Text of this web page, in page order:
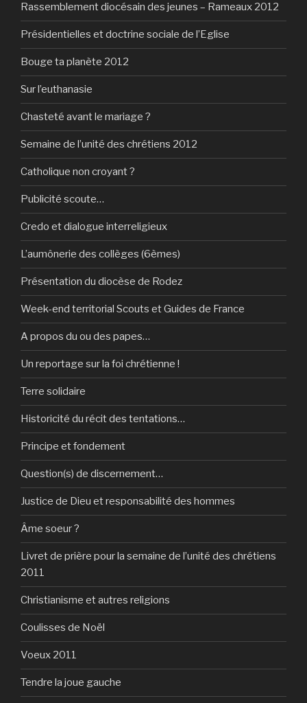
Rassemblement diocésain des jeunes – Rameaux 2012
Présidentielles et doctrine sociale de l’Eglise
Bouge ta planète 2012
Sur l’euthanasie
Chasteté avant le mariage ?
Semaine de l’unité des chrétiens 2012
Catholique non croyant ?
Publicité scoute…
Credo et dialogue interreligieux
L’aumônerie des collèges (6èmes)
Présentation du diocèse de Rodez
Week-end territorial Scouts et Guides de France
A propos du ou des papes…
Un reportage sur la foi chrétienne !
Terre solidaire
Historicité du récit des tentations…
Principe et fondement
Question(s) de discernement…
Justice de Dieu et responsabilité des hommes
Âme soeur ?
Livret de prière pour la semaine de l’unité des chrétiens
2011
Christianisme et autres religions
Coulisses de Noël
Voeux 2011
Tendre la joue gauche